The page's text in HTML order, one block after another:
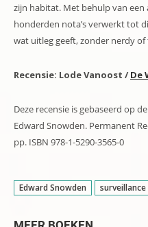
zijn habitat. Met behulp van
honderden nota’s verwerkt tot
wat uitleg geeft, zonder nerdy
Recensie: Lode Vanoost / De
Deze recensie is gebaseerd op
Edward Snowden. Permanent
pp. ISBN 978-1-5290-3565-0
Edward Snowden surveillance